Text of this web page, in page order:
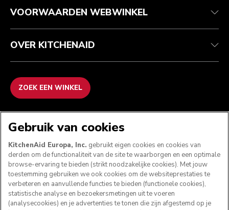
VOORWAARDEN WEBWINKEL
OVER KITCHENAID
ZOEK EEN WINKEL
VOLG ONS
Gebruik van cookies
KitchenAid Europa, Inc. gebruikt eigen cookies en cookies van
derden om de functionaliteit van de site te waarborgen en een optimale
browse-ervaring te bieden (strikt noodzakelijke cookies). Met jouw
toestemming gebruiken we ook cookies om de websiteprestaties te
verbeteren en aanvullende functies te bieden (functionele cookies),
statistische analyse en bezoekersmetingen uit te voeren
(analysecookies) en je advertenties te tonen die zijn afgestemd op je